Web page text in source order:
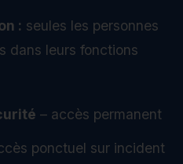
: seules les personnes
dans leurs fonctions
– accès permanent
ponctuel sur incident